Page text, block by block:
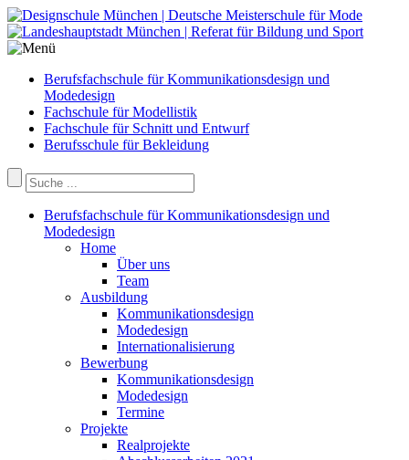
Berufsfachschule für Kommunikationsdesign und
Modedesign
Fachschule für Modellistik
Fachschule für Schnitt und Entwurf
Berufsschule für Bekleidung
Berufsfachschule für Kommunikationsdesign und
Modedesign
Home
Über uns
Team
Ausbildung
Kommunikationsdesign
Modedesign
Internationalisierung
Bewerbung
Kommunikationsdesign
Modedesign
Termine
Projekte
Realprojekte